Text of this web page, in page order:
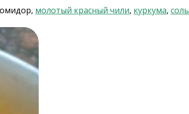
молотый красный чили, куркума, соль